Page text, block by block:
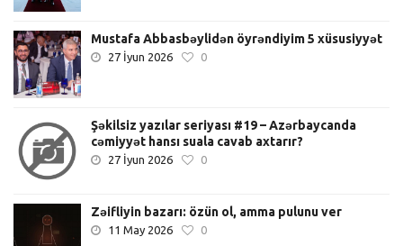
Mustafa Abbasbəylidən öyrəndiyim 5 xüsusiyyət
27 İyun 2026 0
Şəkilsiz yazılar seriyası #19 – Azərbaycanda
cəmiyyət hansı suala cavab axtarır?
27 İyun 2026 0
Zəifliyin bazarı: özün ol, amma pulunu ver
11 May 2026 0